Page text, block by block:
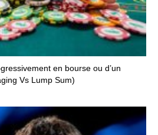
en bourse ou d’un
Vs Lump Sum)